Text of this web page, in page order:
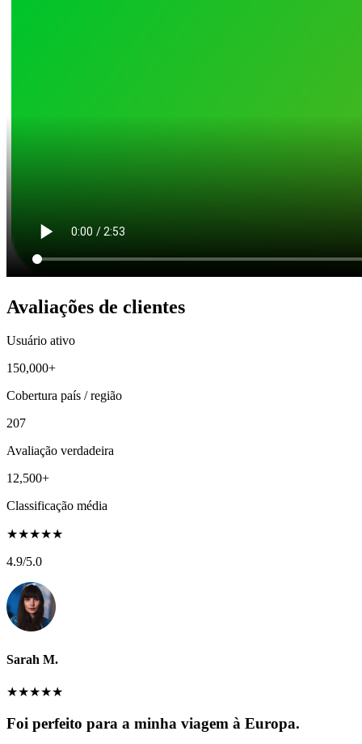
Avaliações de clientes
Usuário ativo
150,000+
Cobertura país / região
207
Avaliação verdadeira
12,500+
Classificação média
★★★★★
4.9/5.0
Sarah M.
★★★★★
Foi perfeito para a minha viagem à Europa.